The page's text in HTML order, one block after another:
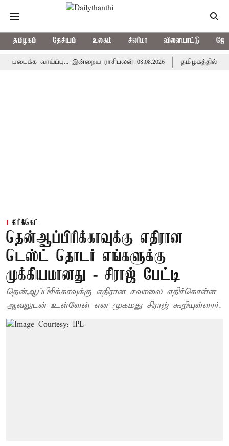
தமிழகம் தேசியம் உலகம் சினிமா விளையாட்டு
வாய்ப்பு... இன்றைய ராசிபலன் 08.08.2026 தமிழகத்தில் இன்று
கிரிக்கெட்
தென்ஆப்பிரிக்காவுக்கு எதிரான
டெஸ்ட் தொடர் எங்களுக்கு
முக்கியமானது - சிராஜ் பேட்டி
தென்ஆப்பிரிக்காவுக்கு எதிரான சவாலை எதிர்கொள்ள
ஆவலுடன் உள்ளேன் என முகமது சிராஜ் கூறியுள்ளார்.